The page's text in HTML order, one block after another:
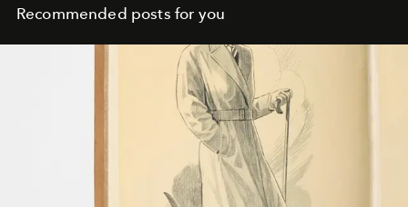
Recommended posts for you